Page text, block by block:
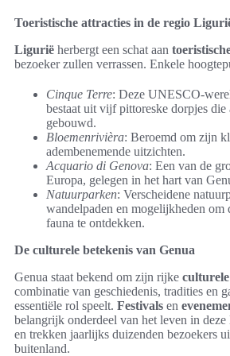
Toeristische attracties in de regio
Ligurië herbergt een schat aan
bezoeker zullen verrassen. Enkele
Cinque Terre: Deze UNESCO-
bestaat uit vijf pittoreske dorpjes die
gebouwd.
Bloemenrivièra: Beroemd om zijn
adembenemende uitzichten.
Acquario di Genova: Een van de
Europa, gelegen in het hart van
Natuurparken: Verscheidene
wandelpaden en mogelijkheden om
fauna te ontdekken.
De culturele betekenis van Genua
Genua staat bekend om zijn rijke
combinatie van geschiedenis, tradities en
essentiële rol speelt. Festivals en
belangrijk onderdeel van het leven in deze
en trekken jaarlijks duizenden bezoekers
buitenland.